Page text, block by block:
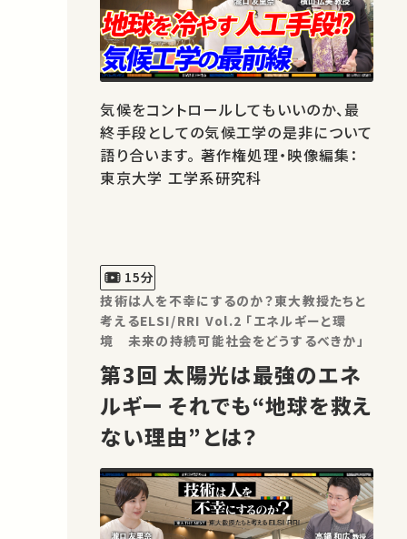
気候をコントロールしてもいいのか、最
終手段としての気候工学の是非について
語り合います。 著作権処理・映像編集：
東京大学 工学系研究科
15分
技術は人を不幸にするのか？東大教授たちと
考えるELSI/RRI Vol.2 「エネルギーと環
境 未来の持続可能社会をどうするべきか」
第3回 太陽光は最強のエネ
ルギー それでも“地球を救え
ない理由”とは？